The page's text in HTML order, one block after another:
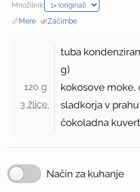
Množilnik:
📏Mere · 🌿Začimbe
tuba
g)
120 g kokosove moke,
3 žlice
sladkorja v prahu
čokoladna
Način za kuhanje